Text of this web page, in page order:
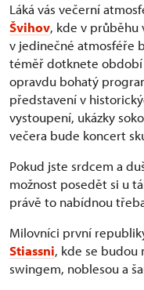
Láká vás večerní
Švihov, kde v průběhu
v jedinečné atmosféře
téměř dotknete období
opravdu bohatý
představení v
vystoupení, ukázky
večera bude koncert
Pokud jste srdcem a
možnost posedět si u
právě to nabídnou
Milovníci první
Stiassni, kde se budou
swingem, noblesou a